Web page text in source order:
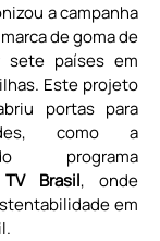
a campanha
de goma de
sete países em
Este projeto
portas para
como a
programa
TV Brasil, onde
em